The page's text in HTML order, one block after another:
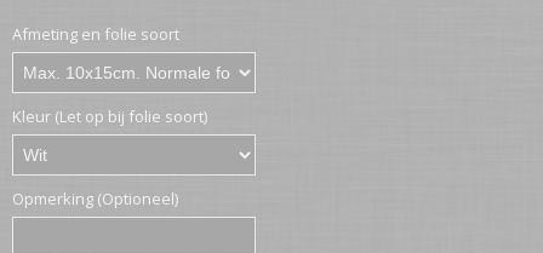
Afmeting en folie soort
Kleur (Let op bij folie soort)
Opmerking (Optioneel)